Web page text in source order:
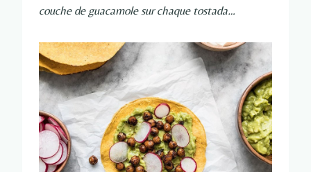
couche de guacamole sur chaque tostada…